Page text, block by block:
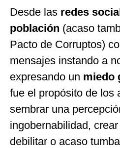
Desde las redes
población (acaso
Pacto de Corruptos)
mensajes instando a
expresando un miedo
fue el propósito de los
sembrar una
ingobernabilidad,
debilitar o acaso